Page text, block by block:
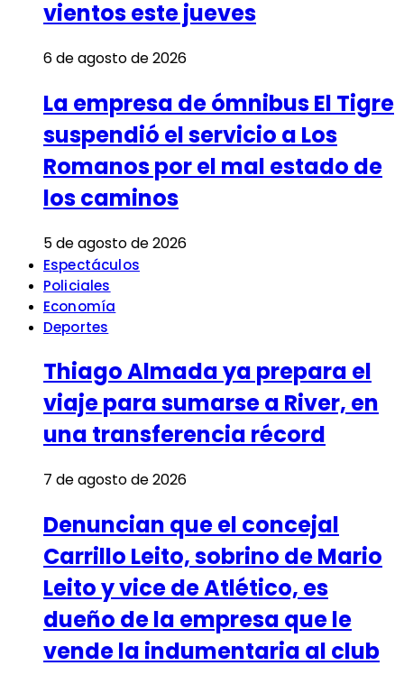
vientos este jueves
6 de agosto de 2026
La empresa de ómnibus El Tigre
suspendió el servicio a Los
Romanos por el mal estado de
los caminos
5 de agosto de 2026
Espectáculos
Policiales
Economía
Deportes
Thiago Almada ya prepara el
viaje para sumarse a River, en
una transferencia récord
7 de agosto de 2026
Denuncian que el concejal
Carrillo Leito, sobrino de Mario
Leito y vice de Atlético, es
dueño de la empresa que le
vende la indumentaria al club